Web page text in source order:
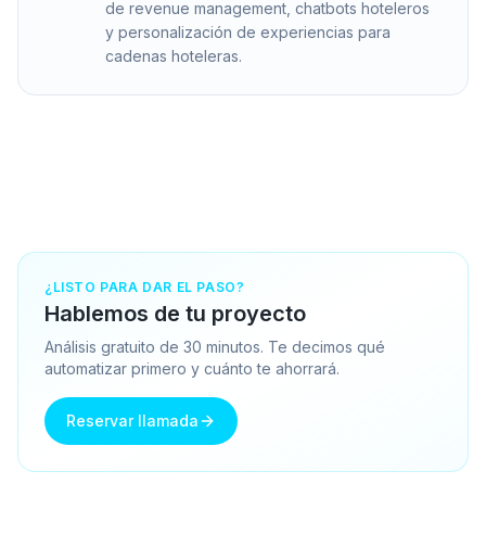
de revenue management, chatbots hoteleros
y personalización de experiencias para
cadenas hoteleras.
¿LISTO PARA DAR EL PASO?
Hablemos de tu proyecto
Análisis gratuito de 30 minutos. Te decimos qué
automatizar primero y cuánto te ahorrará.
Reservar llamada